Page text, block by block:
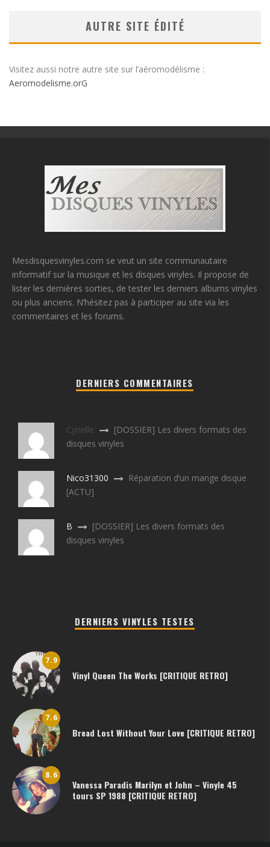
AUTRE SITE ÉDITÉ
Visitez aussi notre autre site sur l’aéromodélisme :
Aeromodelisme.orG
Mesdisquesvinyles.com se veut un site communautaire
informatif sur la musique et les disques vinyles. Il propose de
lister les dernières sorties, de tester les derniers albums vinyles
ou plus anciens. N’hésitez pas à participer au site via les
commentaires et les forums.
DERNIERS COMMENTAIRES
Cyrielle
[DOSSIER] Les divers formats des
disques vinyles
Nico31300
Réparation d’un mange disque
[ACTU]
B
[DOSSIER] Les divers formats des
disques vinyles
DERNIERS VINYLES TESTES
7.9
Vinyl Queen The Works [CRITIQUE RETRO]
7.6
Bread Lost Without Your Love [CRITIQUE RETRO]
8.6
Vanessa Paradis Marilyn et John – Vinyle 45
tours SP 1988 [CRITIQUE RETRO]